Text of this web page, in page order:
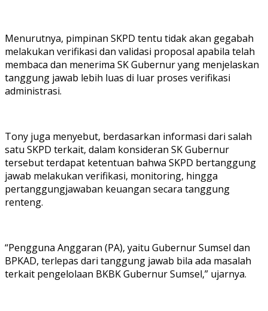
Menurutnya, pimpinan SKPD tentu tidak akan gegabah
melakukan verifikasi dan validasi proposal apabila telah
membaca dan menerima SK Gubernur yang menjelaskan
tanggung jawab lebih luas di luar proses verifikasi
administrasi.
Tony juga menyebut, berdasarkan informasi dari salah
satu SKPD terkait, dalam konsideran SK Gubernur
tersebut terdapat ketentuan bahwa SKPD bertanggung
jawab melakukan verifikasi, monitoring, hingga
pertanggungjawaban keuangan secara tanggung
renteng.
“Pengguna Anggaran (PA), yaitu Gubernur Sumsel dan
BPKAD, terlepas dari tanggung jawab bila ada masalah
terkait pengelolaan BKBK Gubernur Sumsel,” ujarnya.